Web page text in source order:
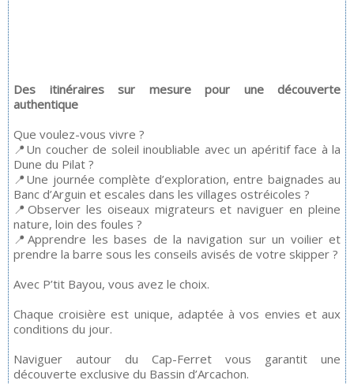
Des itinéraires sur mesure pour une découverte
authentique
Que voulez-vous vivre ?
📍Un coucher de soleil inoubliable avec un apéritif face à la
Dune du Pilat ?
📍Une journée complète d’exploration, entre baignades au
Banc d’Arguin et escales dans les villages ostréicoles ?
📍Observer les oiseaux migrateurs et naviguer en pleine
nature, loin des foules ?
📍Apprendre les bases de la navigation sur un voilier et
prendre la barre sous les conseils avisés de votre skipper ?
Avec P’tit Bayou, vous avez le choix.
Chaque croisière est unique, adaptée à vos envies et aux
conditions du jour.
Naviguer autour du Cap-Ferret vous garantit une
découverte exclusive du Bassin d’Arcachon.